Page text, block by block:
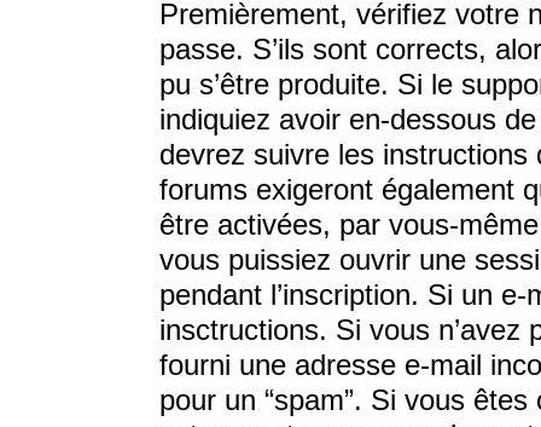
Premièrement, vérifiez votre
passe. S’ils sont corrects,
pu s’être produite. Si le
indiquiez avoir en-dessous
devrez suivre les
forums exigeront également
être activées, par vous-
vous puissiez ouvrir une
pendant l’inscription. Si un
insctructions. Si vous n’avez
fourni une adresse e-mail
pour un “spam”. Si vous